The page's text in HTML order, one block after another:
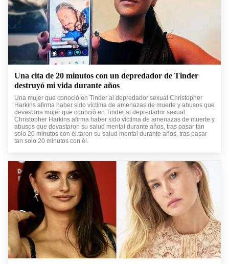
Una cita de 20 minutos con un depredador de Tinder
destruyó mi vida durante años
Una mujer que conoció en Tinder al depredador sexual Christopher
Harkins afirma haber sido víctima de amenazas de muerte y abusos que
devasUna mujer que conoció en Tinder al depredador sexual
Christopher Harkins afirma haber sido víctima de amenazas de muerte y
abusos que devastaron su salud mental durante años, tras pasar tan
solo 20 minutos con él.taron su salud mental durante años, tras pasar
tan solo 20 minutos con él.